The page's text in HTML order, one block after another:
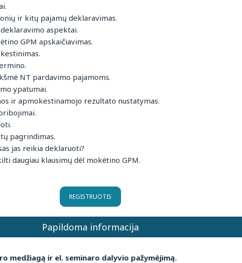
ir kitų pajamų deklaravimas.
aspektai.
GPM apskaičiavimas.
NT pardavimo pajamoms.
ypatumai.
ir apmokestinamojo rezultato nustatymas.
pagrindimas.
jas reikia deklaruoti?
daugiau klausimų dėl mokėtino GPM.
REGISTRUOTIS
Papildoma informacija
medžiagą ir el. seminaro dalyvio pažymėjimą.